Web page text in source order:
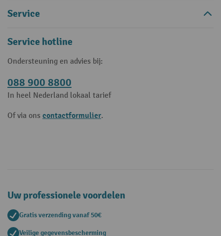
Service
Service hotline
Ondersteuning en advies bij:
088 900 8800
In heel Nederland lokaal tarief
Of via ons contactformulier.
Uw professionele voordelen
Gratis verzending vanaf 50€
Veilige gegevensbescherming